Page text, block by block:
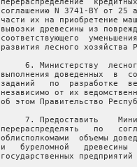
соглашению N 3741-BY от
части их на приобретение
вывозки древесины из
соответствующего
развития лесного хозяйства
6. Министерству
выполнения доведенных  в
заданий   по  разработке
независимо от их
об этом Правительство
7. Предоставить
перераспределять   по
облисполкомами  объемы
и   буреломной
государственных